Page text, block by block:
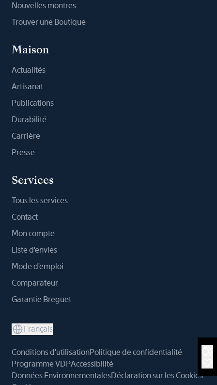
Nouvelles montres
Trouver une Boutique
Maison
Actualités
Artisanat
Publications
Durabilité
Carrière
Presse
Services
Tous les services
Contact
Mon compte
Liste d'envies
Mode d'emploi
Comparateur
Garantie Breguet
Français
Conditions d'utilisationPolitique de confidentialité
Programme VDPAccessibilité
Données EnvironnementalesDéclaration sur les Cookies